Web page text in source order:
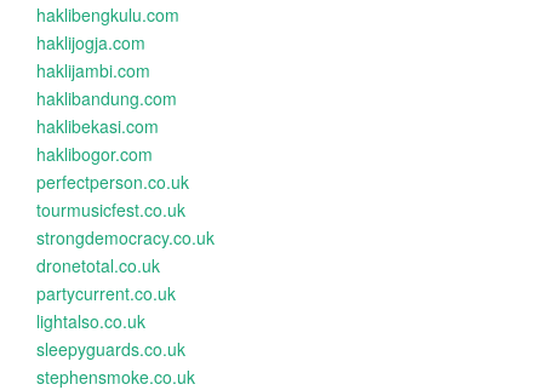
haklibengkulu.com
haklijogja.com
haklijambi.com
haklibandung.com
haklibekasi.com
haklibogor.com
perfectperson.co.uk
tourmusicfest.co.uk
strongdemocracy.co.uk
dronetotal.co.uk
partycurrent.co.uk
lightalso.co.uk
sleepyguards.co.uk
stephensmoke.co.uk